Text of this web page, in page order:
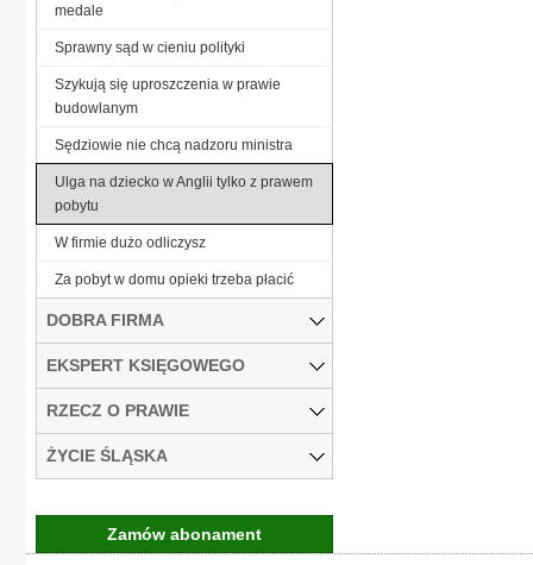
medale
Sprawny sąd w cieniu polityki
Szykują się uproszczenia w prawie
budowlanym
Sędziowie nie chcą nadzoru ministra
Ulga na dziecko w Anglii tylko z prawem
pobytu
W firmie dużo odliczysz
Za pobyt w domu opieki trzeba płacić
DOBRA FIRMA
EKSPERT KSIĘGOWEGO
RZECZ O PRAWIE
ŻYCIE ŚLĄSKA
Zamów abonament